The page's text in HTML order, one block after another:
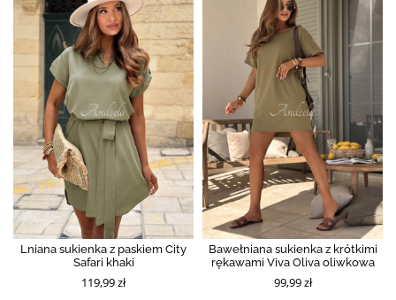
Lniana sukienka z paskiem City
Safari khaki
119,99 zł
Bawełniana sukienka z krótkimi
rękawami Viva Oliva oliwkowa
99,99 zł